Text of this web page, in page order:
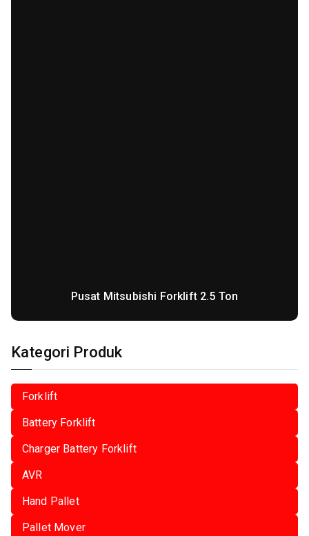
Pusat Mitsubishi Forklift 2.5 Ton
Kategori Produk
Forklift
Battery Forklift
Charger Battery Forklift
AVR
Hand Pallet
Pallet Mover